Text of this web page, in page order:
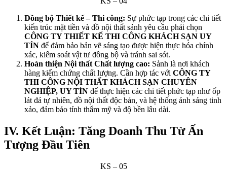
Đồng bộ Thiết kế – Thi công: Sự phức tạp trong các chi tiết
kiến trúc mặt tiền và đồ nội thất sảnh yêu cầu phải chọn
CÔNG TY THIẾT KẾ THI CÔNG KHÁCH SẠN UY
TÍN để đảm bảo bản vẽ sáng tạo được hiện thực hóa chính
xác, kiểm soát vật tư đồng bộ và tránh sai sót.
Hoàn thiện Nội thất Chất lượng cao: Sảnh là nơi khách
hàng kiểm chứng chất lượng. Cần hợp tác với CÔNG TY
THI CÔNG NỘI THẤT KHÁCH SẠN CHUYÊN
NGHIỆP, UY TÍN để thực hiện các chi tiết phức tạp như ốp
lát đá tự nhiên, đồ nội thất độc bản, và hệ thống ánh sáng tinh
xảo, đảm bảo tính thẩm mỹ và độ bền lâu dài.
IV. Kết Luận: Tăng Doanh Thu Từ Ấn
Tượng Đầu Tiên
KS – 05